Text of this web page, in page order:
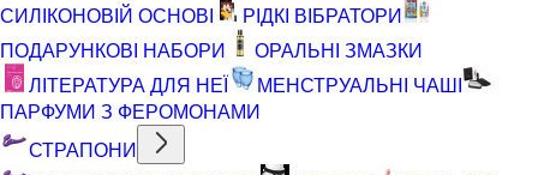
СИЛІКОНОВІЙ ОСНОВІ
РІДКІ ВІБРАТОРИ
ПОДАРУНКОВІ НАБОРИ
ОРАЛЬНІ ЗМАЗКИ
ЛІТЕРАТУРА ДЛЯ НЕЇ
МЕНСТРУАЛЬНІ ЧАШІ
ПАРФУМИ З ФЕРОМОНАМИ
СТРАПОНИ